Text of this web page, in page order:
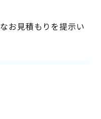
お見積もりを提示い